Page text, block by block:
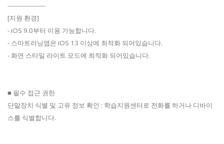
-------------------
[지원 환경]
- iOS 9.0부터 이용 가능합니다.
- 스마트러닝앱은 iOS 13 이상에 최적화 되어있습니다.
- 화면 스타일 라이트 모드에 최적화 되어있습니다.
■ 필수 접근 권한
단말장치 식별 및 고유 정보 확인 : 학습지원센터로 전화를 하거나 디바이
스를 식별합니다.